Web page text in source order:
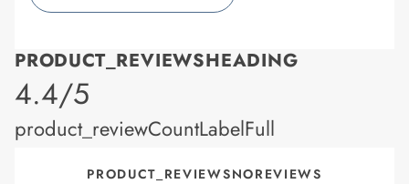
PRODUCT_REVIEWSHEADING
product_rating
4.4/5
product_reviewCountLabelFull
PRODUCT_REVIEWSNOREVIEWS